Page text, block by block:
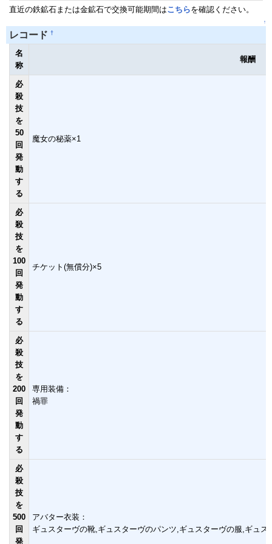
直近の鉄鉱石または金鉱石で交換可能期間はこちらを確認ください。
↑
レコード †
名
称
報酬
必
殺
技
を
50
回
発
動
す
る
魔女の秘薬×1
必
殺
技
を
100
回
発
動
す
る
チケット(無償分)×5
必
殺
技
を
200
回
発
動
す
る
専用装備：
禍罪
必
殺
技
を
500
回
発
アバター衣装：
ギュスターヴの靴,ギュスターヴのパンツ,ギュスターヴの服,ギュ